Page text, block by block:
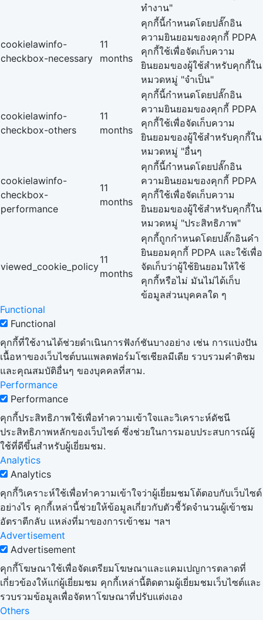
ทำงาน"
cookielawinfo-
checkbox-necessary
11
months
คุกกี้นี้กำหนดโดยปลั๊กอิน
ความยินยอมของคุกกี้ PDPA
คุกกี้ใช้เพื่อจัดเก็บความ
ยินยอมของผู้ใช้สำหรับคุกกี้ใน
หมวดหมู่ "จำเป็น"
cookielawinfo-
checkbox-others
11
months
คุกกี้นี้กำหนดโดยปลั๊กอิน
ความยินยอมของคุกกี้ PDPA
คุกกี้ใช้เพื่อจัดเก็บความ
ยินยอมของผู้ใช้สำหรับคุกกี้ใน
หมวดหมู่ "อื่นๆ
cookielawinfo-
checkbox-
performance
11
months
คุกกี้นี้กำหนดโดยปลั๊กอิน
ความยินยอมของคุกกี้ PDPA
คุกกี้ใช้เพื่อจัดเก็บความ
ยินยอมของผู้ใช้สำหรับคุกกี้ใน
หมวดหมู่ "ประสิทธิภาพ"
viewed_cookie_policy
11
months
คุกกี้ถูกกำหนดโดยปลั๊กอินคำ
ยินยอมคุกกี้ PDPA และใช้เพื่อ
จัดเก็บว่าผู้ใช้ยินยอมให้ใช้
คุกกี้หรือไม่ มันไม่ได้เก็บ
ข้อมูลส่วนบุคคลใด ๆ
Functional
Functional
คุกกี้ที่ใช้งานได้ช่วยดำเนินการฟังก์ชันบางอย่าง เช่น การแบ่งปัน
เนื้อหาของเว็บไซต์บนแพลตฟอร์มโซเชียลมีเดีย รวบรวมคำติชม
และคุณสมบัติอื่นๆ ของบุคคลที่สาม.
Performance
Performance
คุกกี้ประสิทธิภาพใช้เพื่อทำความเข้าใจและวิเคราะห์ดัชนี
ประสิทธิภาพหลักของเว็บไซต์ ซึ่งช่วยในการมอบประสบการณ์ผู้
ใช้ที่ดีขึ้นสำหรับผู้เยี่ยมชม.
Analytics
Analytics
คุกกี้วิเคราะห์ใช้เพื่อทำความเข้าใจว่าผู้เยี่ยมชมโต้ตอบกับเว็บไซต์
อย่างไร คุกกี้เหล่านี้ช่วยให้ข้อมูลเกี่ยวกับตัวชี้วัดจำนวนผู้เข้าชม
อัตราตีกลับ แหล่งที่มาของการเข้าชม ฯลฯ
Advertisement
Advertisement
คุกกี้โฆษณาใช้เพื่อจัดเตรียมโฆษณาและแคมเปญการตลาดที่
เกี่ยวข้องให้แก่ผู้เยี่ยมชม คุกกี้เหล่านี้ติดตามผู้เยี่ยมชมเว็บไซต์และ
รวบรวมข้อมูลเพื่อจัดหาโฆษณาที่ปรับแต่งเอง
Others